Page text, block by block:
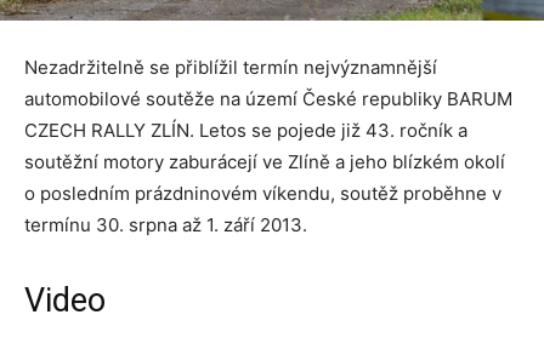
Nezadržitelně se přiblížil termín nejvýznamnější
automobilové soutěže na území České republiky BARUM
CZECH RALLY ZLÍN. Letos se pojede již 43. ročník a
soutěžní motory zaburácejí ve Zlíně a jeho blízkém okolí
o posledním prázdninovém víkendu, soutěž proběhne v
termínu 30. srpna až 1. září 2013.
Video